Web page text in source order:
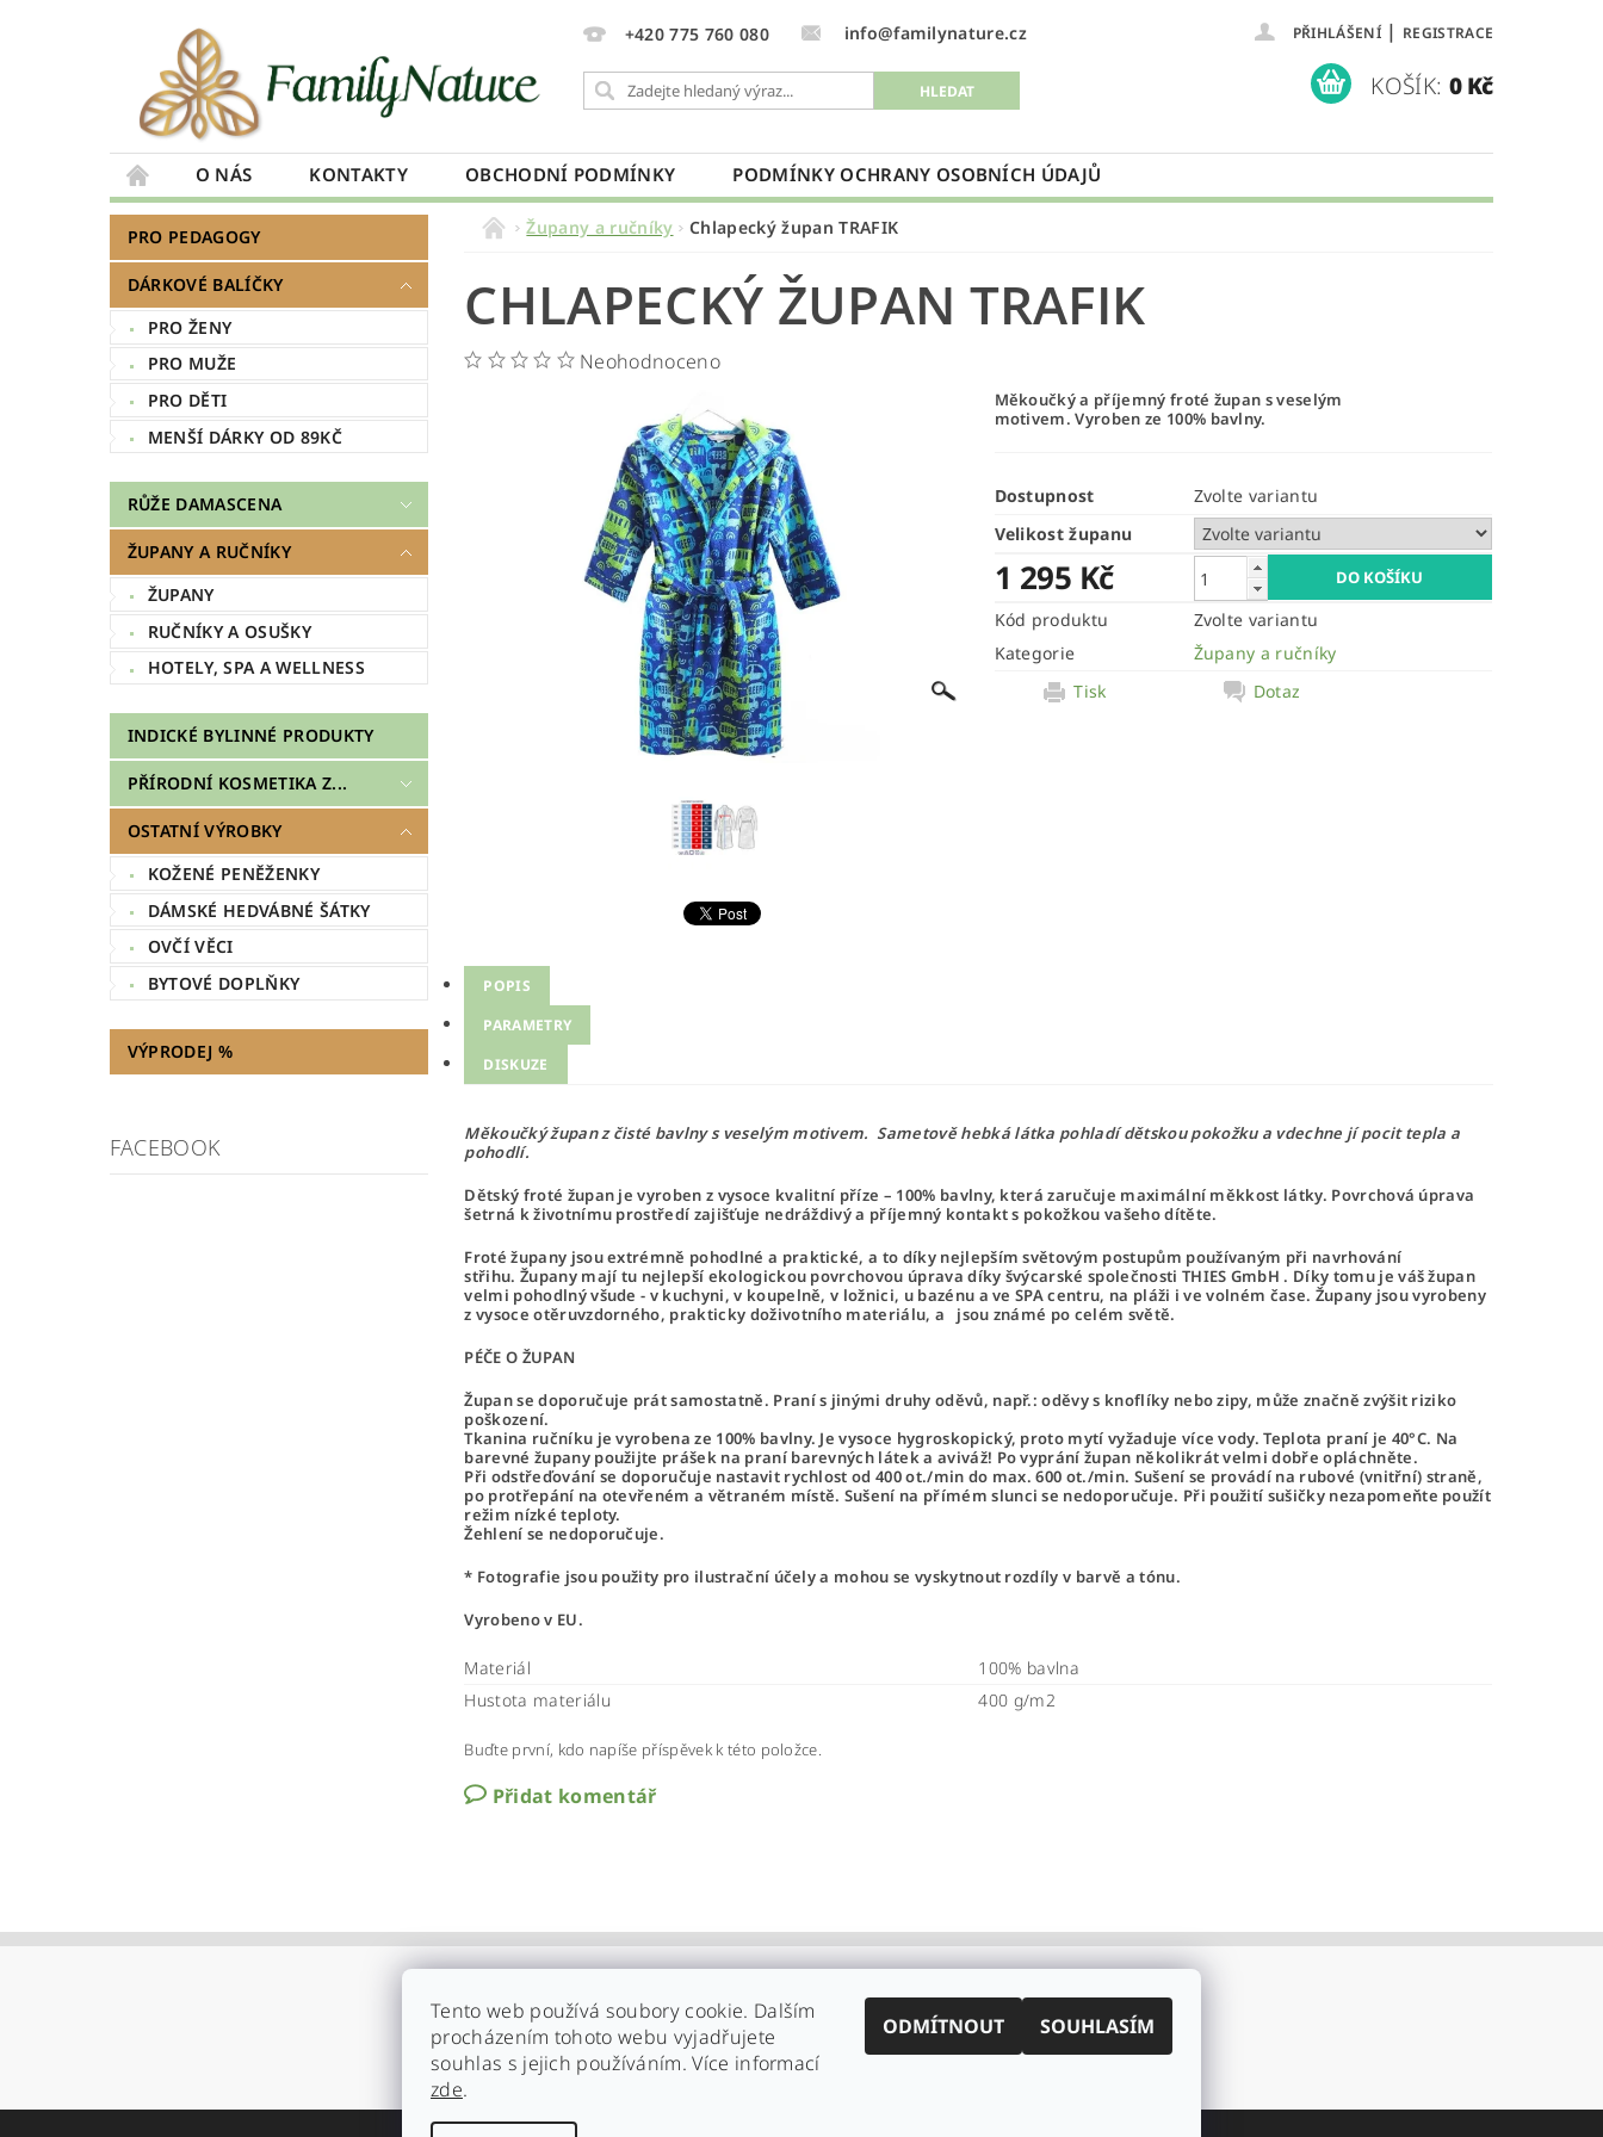
+420 775 760 080 info@familynature.cz PŘIHLÁŠENÍ | REGISTRACE
KOŠÍK: 0 Kč
O NÁS KONTAKTY OBCHODNÍ PODMÍNKY PODMÍNKY OCHRANY OSOBNÍCH ÚDAJŮ
PRO PEDAGOGY
DÁRKOVÉ BALÍČKY
PRO ŽENY
PRO MUŽE
PRO DĚTI
MENŠÍ DÁRKY OD 89KČ
RŮŽE DAMASCENA
ŽUPANY A RUČNÍKY
ŽUPANY
RUČNÍKY A OSUŠKY
HOTELY, SPA A WELLNESS
INDICKÉ BYLINNÉ PRODUKTY
PŘÍRODNÍ KOSMETIKA Z...
OSTATNÍ VÝROBKY
KOŽENÉ PENĚŽENKY
DÁMSKÉ HEDVÁBNÉ ŠÁTKY
OVČÍ VĚCI
BYTOVÉ DOPLŇKY
VÝPRODEJ %
FACEBOOK
Župany a ručníky Chlapecký župan TRAFIK
CHLAPECKÝ ŽUPAN TRAFIK
Neohodnoceno
Měkoučký a příjemný froté župan s veselým
motivem.Vyroben ze 100% bavlny.
Dostupnost
Zvolte variantu
Velikost županu
1 295 Kč
Kód produktu
Zvolte variantu
Kategorie
Župany a ručníky
Tisk
Dotaz
POPIS
PARAMETRY
DISKUZE
Měkoučký župan z čisté bavlny s veselým motivem. Sametově hebká látka pohladí dětskou pokožku a vdechne jí pocit tepla a
pohodlí.
Dětský froté župan je vyroben z vysoce kvalitní příze – 100% bavlny, která zaručuje maximální měkkost látky. Povrchová úprava
šetrná k životnímu prostředí zajišťuje nedráždivý a příjemný kontakt s pokožkou vašeho dítěte.
Froté župany jsou extrémně pohodlné a praktické, a to díky nejlepším světovým postupům používaným při navrhování
střihu. Župany mají tu nejlepší ekologickou povrchovou úprava díky švýcarské společnosti THIES GmbH . Díky tomu je váš župan
velmi pohodlný všude - v kuchyni, v koupelně, v ložnici, u bazénu a ve SPA centru, na pláži i ve volném čase. Župany jsou vyrobeny
z vysoce otěruvzdorného, ​​prakticky doživotního materiálu, a jsou známé po celém světě.
PÉČE O ŽUPAN
Župan se doporučuje prát samostatně. Praní s jinými druhy oděvů, např.: oděvy s knoflíky nebo zipy, může značně zvýšit riziko
poškození.
Tkanina ručníku je vyrobena ze 100% bavlny. Je vysoce hygroskopický, proto mytí vyžaduje více vody. Teplota praní je 40°C. Na
barevné župany použijte prášek na praní barevných látek a aviváž! Po vyprání župan několikrát velmi dobře opláchněte.
Při odstřeďování se doporučuje nastavit rychlost od 400 ot./min do max. 600 ot./min. Sušení se provádí na rubové (vnitřní) straně,
po protřepání na otevřeném a větraném místě. Sušení na přímém slunci se nedoporučuje. Při použití sušičky nezapomeňte použít
režim nízké teploty.
Žehlení se nedoporučuje.
* Fotografie jsou použity pro ilustrační účely a mohou se vyskytnout rozdíly v barvě a tónu.
Vyrobeno v EU.
Materiál
100% bavlna
Hustota materiálu
400 g/m2
Buďte první, kdo napíše příspěvek k této položce.
Přidat komentář
Tento web používá soubory cookie. Dalším
procházením tohoto webu vyjadřujete
souhlas s jejich používáním. Více informací
zde.
ODMÍTNOUT SOUHLASÍM